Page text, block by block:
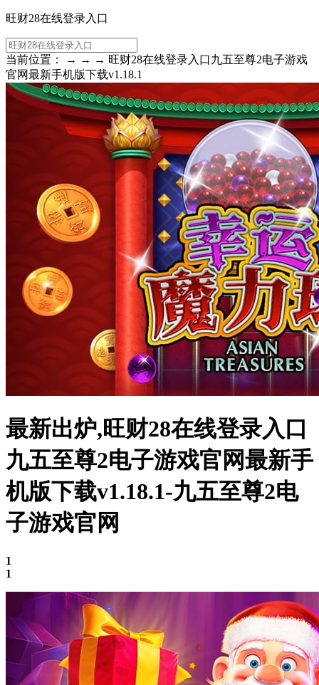
旺财28在线登录入口
当前位置： → → → 旺财28在线登录入口九五至尊2电子游戏
官网最新手机版下载v1.18.1
最新出炉,旺财28在线登录入口
九五至尊2电子游戏官网最新手
机版下载v1.18.1-九五至尊2电
子游戏官网
1
1